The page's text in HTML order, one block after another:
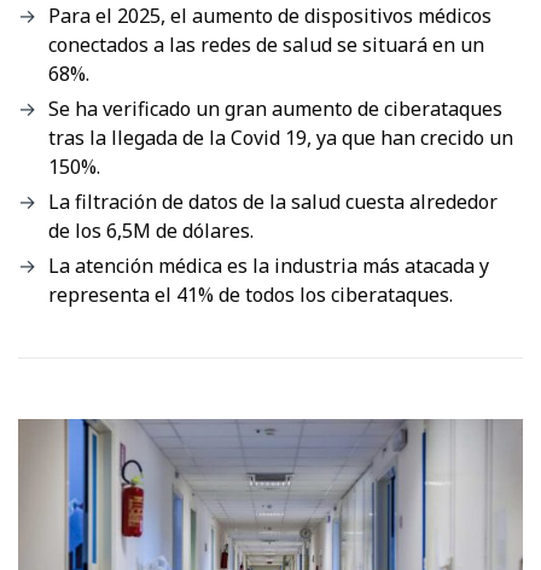
Para el 2025, el aumento de dispositivos médicos
conectados a las redes de salud se situará en un
68%.
Se ha verificado un gran aumento de ciberataques
tras la llegada de la Covid 19, ya que han crecido un
150%.
La filtración de datos de la salud cuesta alrededor
de los 6,5M de dólares.
La atención médica es la industria más atacada y
representa el 41% de todos los ciberataques.